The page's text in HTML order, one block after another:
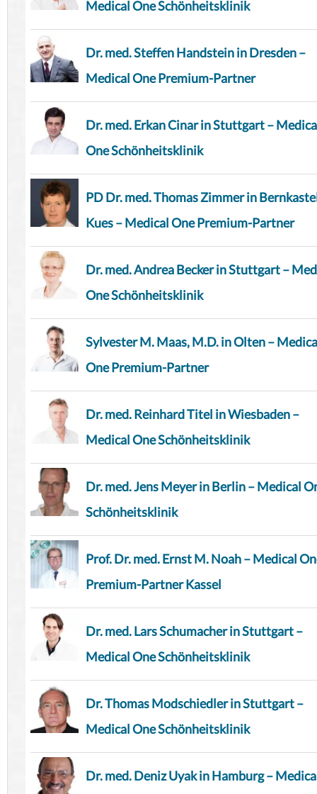
Medical One Schönheitsklinik
Dr. med. Steffen Handstein in Dresden –
Medical One Premium-Partner
Dr. med. Erkan Cinar in Stuttgart –
One Schönheitsklinik
PD Dr. med. Thomas Zimmer in
Kues – Medical One Premium-Partner
Dr. med. Andrea Becker in Stuttgart –
One Schönheitsklinik
Sylvester M. Maas, M.D. in Olten –
One Premium-Partner
Dr. med. Reinhard Titel in Wiesbaden –
Medical One Schönheitsklinik
Dr. med. Jens Meyer in Berlin – Medical
Schönheitsklinik
Prof. Dr. med. Ernst M. Noah – Medical
Premium-Partner Kassel
Dr. med. Lars Schumacher in Stuttgart –
Medical One Schönheitsklinik
Dr. Thomas Modschiedler in Stuttgart –
Medical One Schönheitsklinik
Dr. med. Deniz Uyak in Hamburg –